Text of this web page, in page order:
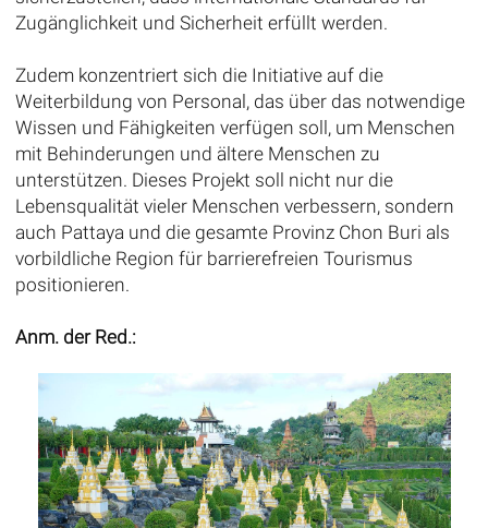
Zugänglichkeit und Sicherheit erfüllt werden.
Zudem konzentriert sich die Initiative auf die
Weiterbildung von Personal, das über das notwendige
Wissen und Fähigkeiten verfügen soll, um Menschen
mit Behinderungen und ältere Menschen zu
unterstützen. Dieses Projekt soll nicht nur die
Lebensqualität vieler Menschen verbessern, sondern
auch Pattaya und die gesamte Provinz Chon Buri als
vorbildliche Region für barrierefreien Tourismus
positionieren.
Anm. der Red.: